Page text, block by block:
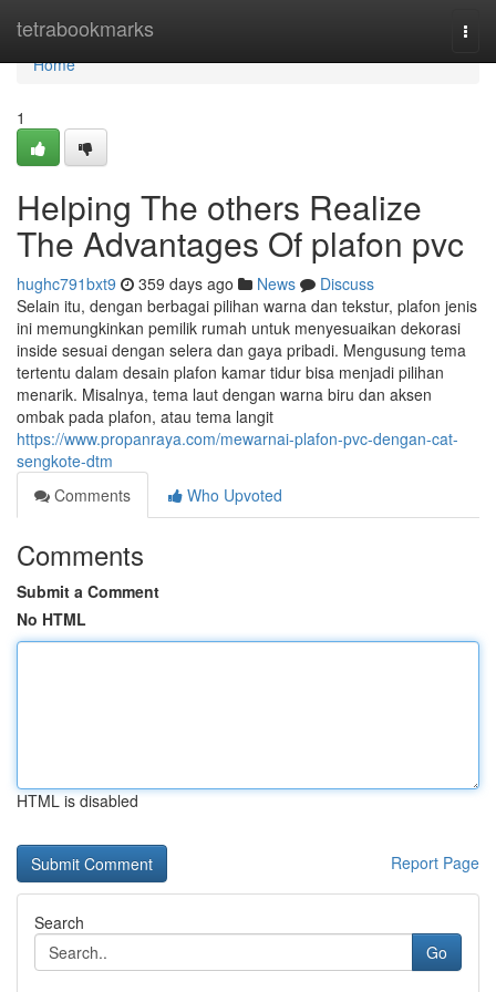
tetrabookmarks
Home
Home
1
Helping The others Realize
The Advantages Of plafon pvc
hughc791bxt9 359 days ago News
Discuss
Selain itu, dengan berbagai pilihan warna dan tekstur, plafon jenis
ini memungkinkan pemilik rumah untuk menyesuaikan dekorasi
inside sesuai dengan selera dan gaya pribadi. Mengusung tema
tertentu dalam desain plafon kamar tidur bisa menjadi pilihan
menarik. Misalnya, tema laut dengan warna biru dan aksen
ombak pada plafon, atau tema langit
https://www.propanraya.com/mewarnai-plafon-pvc-dengan-cat-
sengkote-dtm
Comments
Who Upvoted
Comments
Submit a Comment
No HTML
HTML is disabled
Report Page
Search
Go